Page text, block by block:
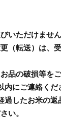
いただけません
（転送）は、
品の破損等を
内にご連絡くだ
過したお米の返
い。